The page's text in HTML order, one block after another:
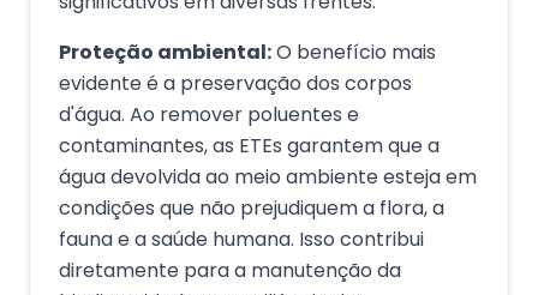
Proteção ambiental:O benefício mais
evidente é a preservação dos corpos
d'água. Ao remover poluentes e
contaminantes, as ETEs garantem que a
água devolvida ao meio ambiente esteja em
condições que não prejudiquem a flora, a
fauna e a saúde humana. Isso contribui
diretamente para a manutenção da